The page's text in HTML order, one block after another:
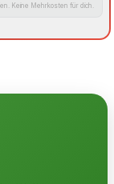
Keine Mehrkosten für dich.